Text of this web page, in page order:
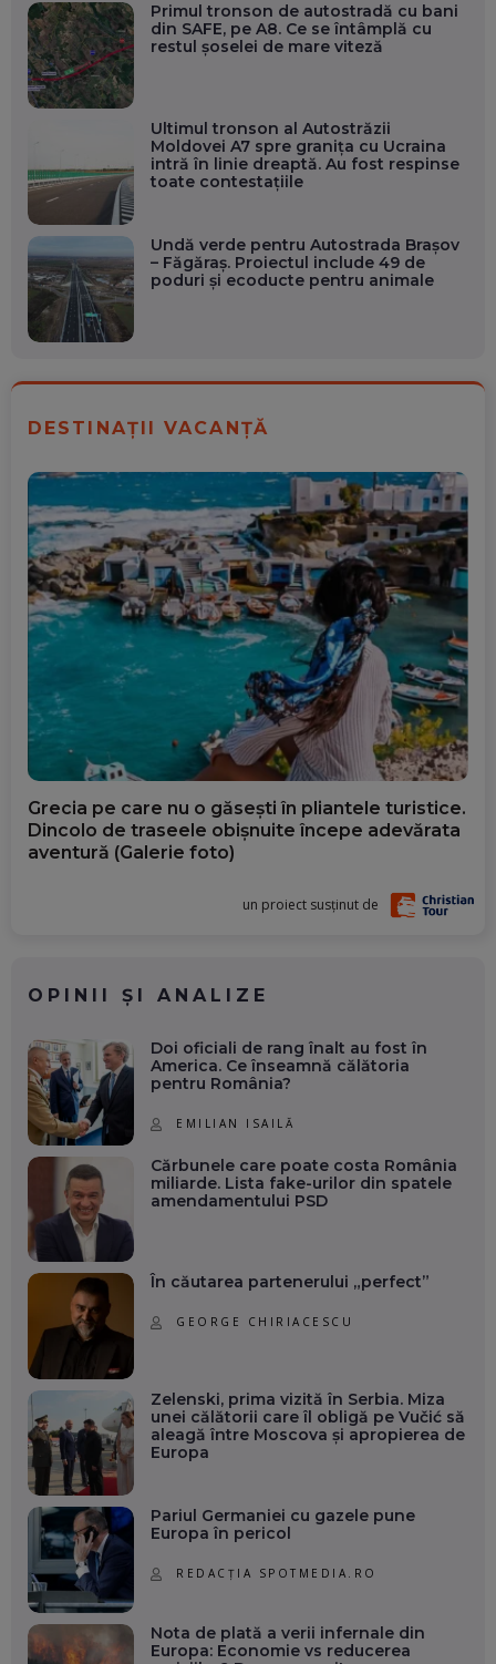
Primul tronson de autostradă cu bani
din SAFE, pe A8. Ce se întâmplă cu
restul șoselei de mare viteză
Ultimul tronson al Autostrăzii
Moldovei A7 spre granița cu Ucraina
intră în linie dreaptă. Au fost respinse
toate contestațiile
Undă verde pentru Autostrada Brașov
– Făgăraș. Proiectul include 49 de
poduri și ecoducte pentru animale
DESTINAȚII VACANȚĂ
Grecia pe care nu o găsești în pliantele turistice.
Dincolo de traseele obișnuite începe adevărata
aventură (Galerie foto)
un proiect susținut de
OPINII ȘI ANALIZE
Doi oficiali de rang înalt au fost în
America. Ce înseamnă călătoria
pentru România?
EMILIAN ISAILĂ
Cărbunele care poate costa România
miliarde. Lista fake-urilor din spatele
amendamentului PSD
În căutarea partenerului „perfect”
GEORGE CHIRIACESCU
Zelenski, prima vizită în Serbia. Miza
unei călătorii care îl obligă pe Vučić să
aleagă între Moscova și apropierea de
Europa
Pariul Germaniei cu gazele pune
Europa în pericol
REDACȚIA SPOTMEDIA.RO
Nota de plată a verii infernale din
Europa: Economie vs reducerea